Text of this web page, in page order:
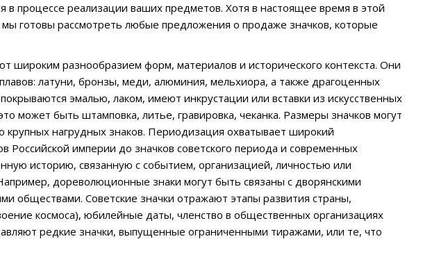
в процессе реализации ваших предметов. Хотя в настоящее время в этой
готовы рассмотреть любые предложения о продаже значков, которые
широким разнообразием форм, материалов и исторического контекста. Они
латуни, бронзы, меди, алюминия, мельхиора, а также драгоценных
эмалью, лаком, имеют инкрустации или вставки из искусственных
может быть штамповка, литье, гравировка, чеканка. Размеры значков могут
нагрудных знаков. Периодизация охватывает широкий
Российской империи до значков советского периода и современных
историю, связанную с событием, организацией, личностью или
дореволюционные знаки могут быть связаны с дворянскими
обществами. Советские значки отражают этапы развития страны,
космоса), юбилейные даты, членство в общественных организациях
редкие значки, выпущенные ограниченными тиражами, или те, что